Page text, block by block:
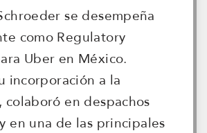
se desempeña
como Regulatory
Uber en México.
incorporación a la
colaboró en despachos
en una de las principales